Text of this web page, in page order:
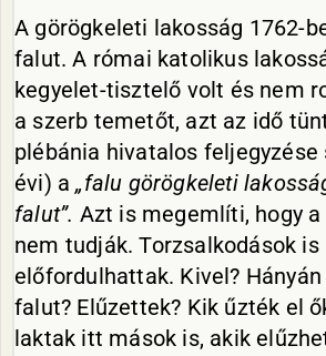
A görögkeleti lakosság 1762-
falut. A római katolikus
kegyelet-tisztelő volt és nem
a szerb temetőt, azt az idő
plébánia hivatalos feljegyzése
évi) a„falu görögkeleti
falut”. Azt is megemlíti, hogy
nem tudják. Torzsalkodások is
előfordulhattak. Kivel?
falut? Elűzettek? Kik űzték el
laktak itt mások is, akik